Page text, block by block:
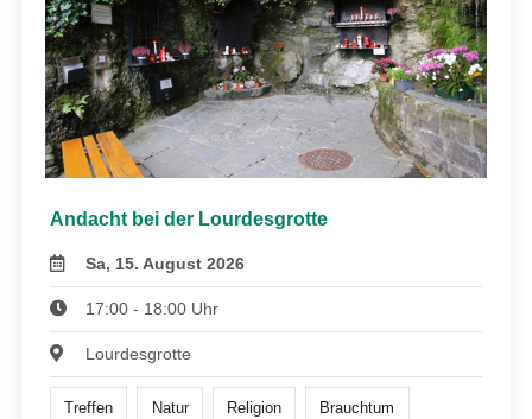
Andacht bei der Lourdesgrotte
Sa, 15. August 2026
17:00 - 18:00 Uhr
Lourdesgrotte
Treffen Natur Religion Brauchtum